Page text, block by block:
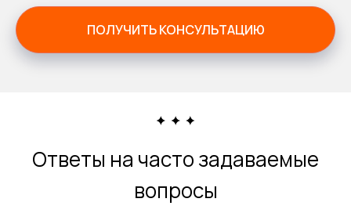
ПОЛУЧИТЬ КОНСУЛЬТАЦИЮ
Ответы на часто задаваемые
вопросы